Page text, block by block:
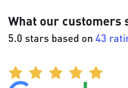
What our customers
5.0 stars based on 43